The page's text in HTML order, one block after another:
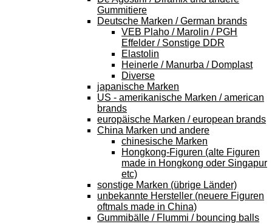
Gummitiere
Deutsche Marken / German brands
VEB Plaho / Marolin / PGH
Effelder / Sonstige DDR
Elastolin
Heinerle / Manurba / Domplast
Diverse
japanische Marken
US - amerikanische Marken / american
brands
europäische Marken / european brands
China Marken und andere
chinesische Marken
Hongkong-Figuren (alte Figuren
made in Hongkong oder Singapur
etc)
sonstige Marken (übrige Länder)
unbekannte Hersteller (neuere Figuren
oftmals made in China)
Gummibälle / Flummi / bouncing balls